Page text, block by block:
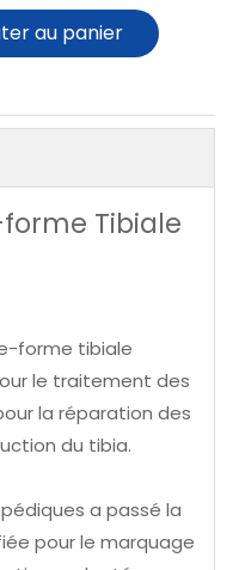
au panier
forme Tibiale
forme tibiale
le traitement des
la réparation des
du tibia.
a passé la
pour le marquage